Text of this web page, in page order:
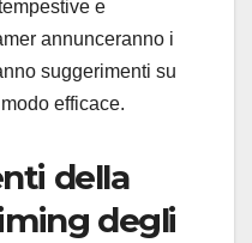
e
annunceranno i
suggerimenti su
efficace.
della
degli